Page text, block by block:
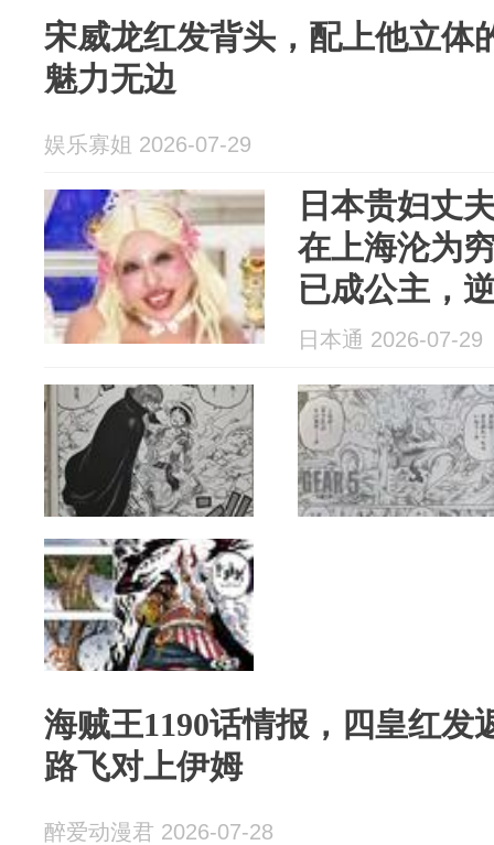
宋威龙红发背头，配上他立体
魅力无边
娱乐寡姐 2026-07-29
日本贵妇丈
在上海沦为
已成公主，
日本通 2026-07-29
海贼王1190话情报，四皇红发
路飞对上伊姆
醉爱动漫君 2026-07-28